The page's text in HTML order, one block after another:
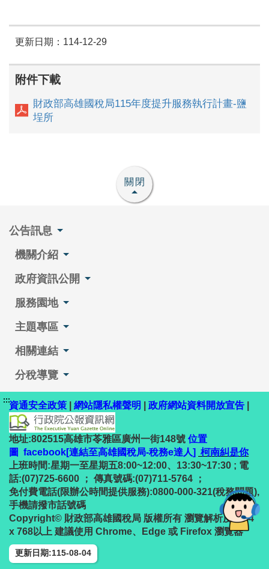
更新日期：114-12-29
附件下載
財政部高雄國稅局115年度提升服務執行計畫-鹽
埕所
關閉
公告訊息
機關介紹
政府資訊公開
服務園地
主題專區
相關連結
分稅導覽
:::資通安全政策 網站隱私權聲明 政府網站資料開放宣告
地址:802515高雄市苓雅區廣州一街148號 位置
圖 facebook[連結至高雄國稅局-稅務e達人] 柯南糾是你
上班時間:星期一至星期五8:00~12:00、13:30~17:30 ; 電
話:(07)725-6600 ； 傳真號碼:(07)711-5764 ；
免付費電話(限辦公時間提供服務):0800-000-321(稅務問題),
手機請撥市話號碼
Copyright© 財政部高雄國稅局 版權所有 瀏覽解析度1024
x 768以上 建議使用 Chrome、Edge 或 Firefox 瀏覽器
更新日期:115-08-04